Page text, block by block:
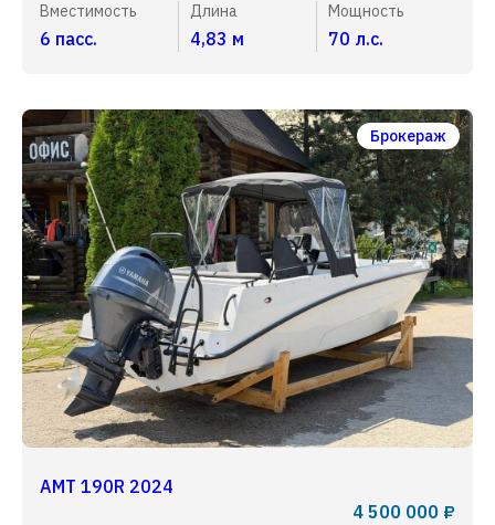
Вместимость
6 пасс.
Длина
4,83 м
Мощность
70 л.с.
Брокераж
AMT 190R 2024
4 500 000 ₽